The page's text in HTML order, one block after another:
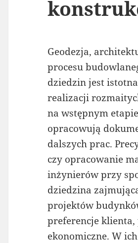
Geodezja,
procesu
dziedzin jest
realizacji
na wstępnym
opracowują
dalszych prac.
czy opracowanie
inżynierów przy
dziedzina
projektów
preferencje
ekonomiczne. W